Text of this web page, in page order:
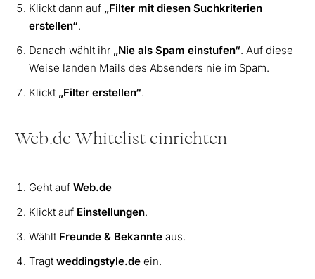
Klickt dann auf „Filter mit diesen Suchkriterien
erstellen“.
Danach wählt ihr „Nie als Spam einstufen“. Auf diese
Weise landen Mails des Absenders nie im Spam.
Klickt „Filter erstellen“.
Web.de Whitelist einrichten
Geht auf Web.de
Klickt auf Einstellungen.
Wählt Freunde & Bekannte aus.
Tragt weddingstyle.de ein.